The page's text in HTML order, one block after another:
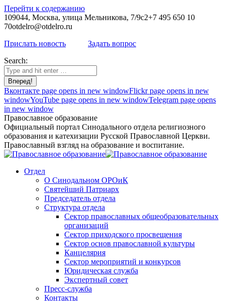
Перейти к содержанию
109044, Москва, улица Мельникова, 7/9с2+7 495 650 10
70otdelro@otdelro.ru
Прислать новость
Задать вопрос
Search:
Вконтакте page opens in new windowFlickr page opens in new
windowYouTube page opens in new windowTelegram page opens
in new window
Православное образование
Официальный портал Синодального отдела религиозного
образования и катехизации Русской Православной Церкви.
Православный взгляд на образование и воспитание.
Отдел
О Синодальном ОРОиК
Святейший Патриарх
Председатель отдела
Структура отдела
Сектор православных общеобразовательных
организаций
Сектор приходского просвещения
Сектор основ православной культуры
Канцелярия
Сектор мероприятий и конкурсов
Юридическая служба
Экспертный совет
Пресс-служба
Контакты